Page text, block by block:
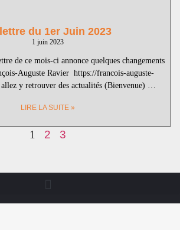
du 1er Juin 2023
1 juin 2023
de ce mois-ci annonce quelques changements
Auguste Ravier https://francois-auguste-
y retrouver des actualités (Bienvenue) …
LIRE LA SUITE »
1 2 3